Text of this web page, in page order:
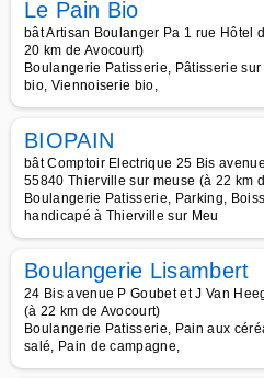
Le Pain Bio
bât Artisan Boulanger Pa 1 rue Hôtel
20 km de Avocourt)
Boulangerie Patisserie, Pâtisserie
bio, Viennoiserie bio,
BIOPAIN
bât Comptoir Electrique 25 Bis
55840 Thierville sur meuse (à 22 km
Boulangerie Patisserie, Parking,
handicapé à Thierville sur Meu
Boulangerie Lisambert
24 Bis avenue P Goubet et J Van
(à 22 km de Avocourt)
Boulangerie Patisserie, Pain aux
salé, Pain de campagne,